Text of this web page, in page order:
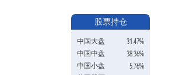
股票持仓
中国大盘
31.47%
中国中盘
38.36%
中国小盘
5.76%